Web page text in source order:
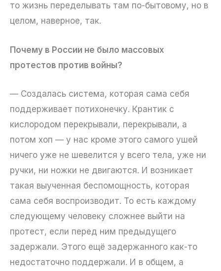
то жизнь переделывать там по-бытовому, но в
целом, наверное, так.
Почему в России не было массовых
протестов против войны?
— Создалась система, которая сама себя
поддерживает потихонечку. Крантик с
кислородом перекрывали, перекрывали, а
потом хоп — у нас кроме этого самого ушей
ничего уже не шевелится у всего тела, уже ни
ручки, ни ножки не двигаются. И возникает
такая выученная беспомощность, которая
сама себя воспроизводит. То есть каждому
следующему человеку сложнее выйти на
протест, если перед ним предыдущего
задержали. Этого ещё задержанного как-то
недостаточно поддержали. И в общем, а